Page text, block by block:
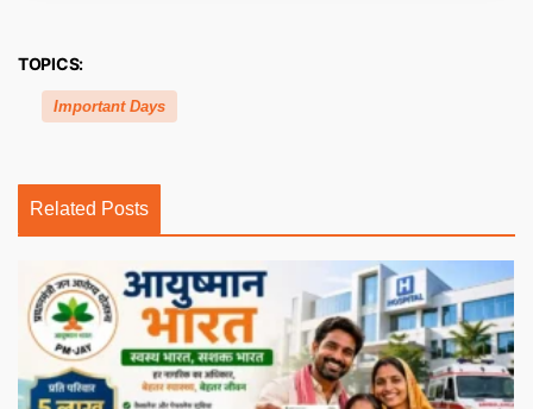
TOPICS:
Important Days
Related Posts